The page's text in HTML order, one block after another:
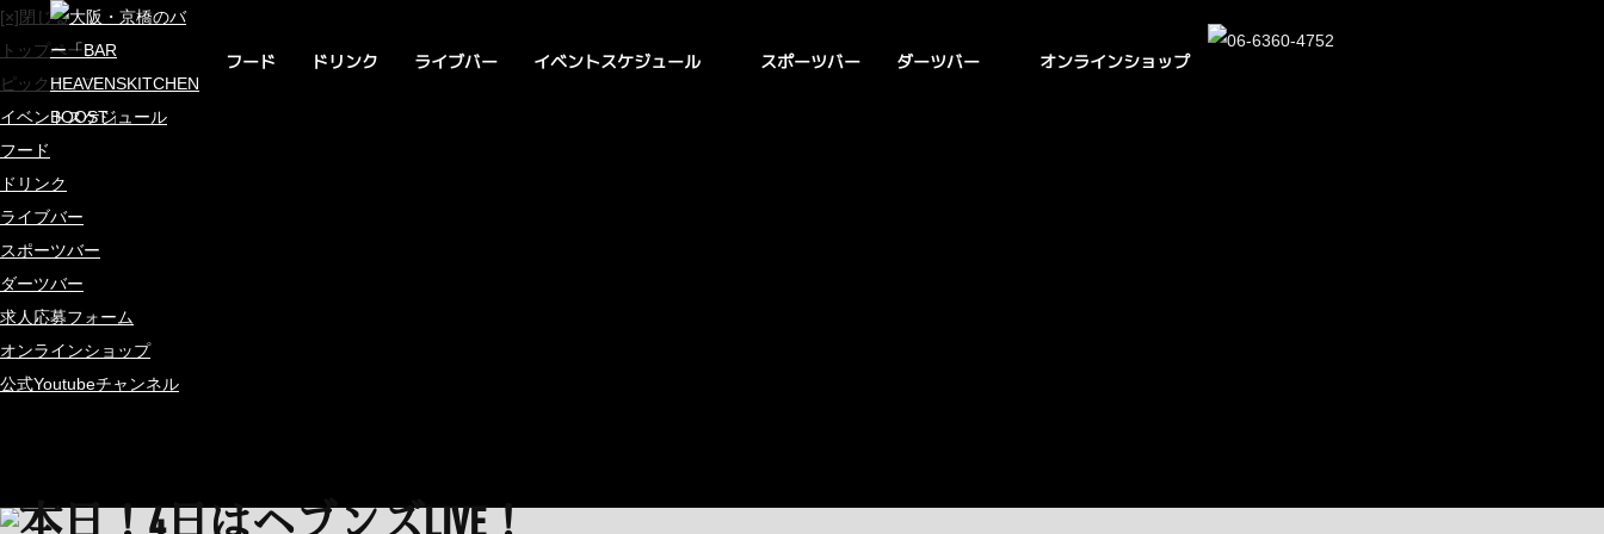
フード ドリンク ライブバー イベントスケジュール スポーツバー ダーツバー オンラインショップ
[×]閉じる
トップページ
ピックアップ
イベントスケジュール
フード
ドリンク
ライブバー
スポーツバー
ダーツバー
求人応募フォーム
オンラインショップ
公式Youtubeチャンネル